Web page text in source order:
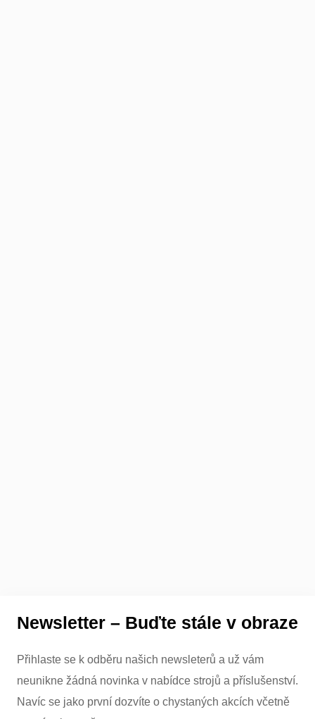
Newsletter – Buďte stále v obraze
Přihlaste se k odběru našich newsleterů a už vám
neunikne žádná novinka v nabídce strojů a příslušenství.
Navíc se jako první dozvíte o chystaných akcích včetně